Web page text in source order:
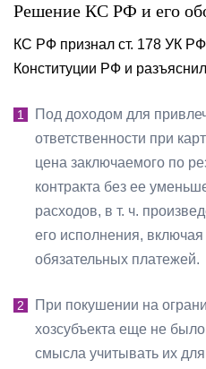
Решение КС РФ и его
КС РФ признал ст. 178 УК
Конституции РФ и
Под доходом для
ответственности при
цена заключаемого по
контракта без ее
расходов, в т. ч.
его исполнения,
обязательных платежей.
При покушении на
хозсубъекта еще не
смысла учитывать их